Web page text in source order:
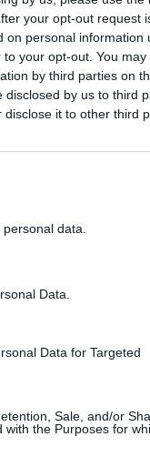
your opt-out request
personal information
your opt-out. You
by third parties on
by us to third
it to other third
data.
Data.
Data for Targeted
Sale, and/or
the Purposes for